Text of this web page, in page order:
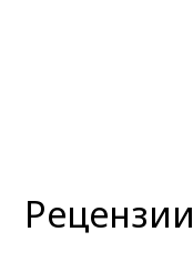
Рецензии